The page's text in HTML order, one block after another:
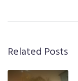
Related Posts